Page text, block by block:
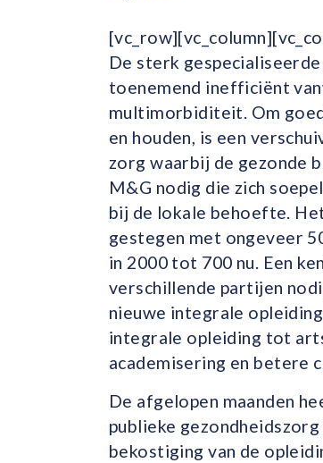
De sterk
toenemend inefficiënt
multimorbiditeit. Om
en houden, is een
zorg waarbij de gezonde
M&G nodig die zich
bij de lokale behoefte.
gestegen met ongeveer
in 2000 tot 700 nu. Een
verschillende partijen
nieuwe integrale
integrale opleiding tot
academisering en betere
De afgelopen maanden
publieke
bekostiging van de